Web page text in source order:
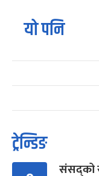
यो पनि
ट्रेन्डिङ
संसद्को